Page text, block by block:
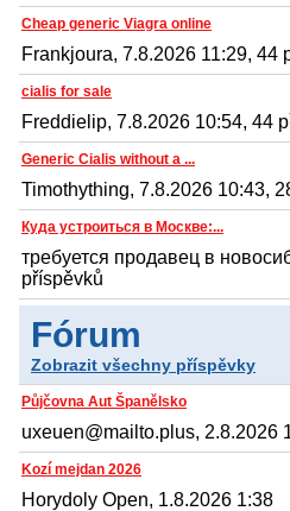
Cheap generic Viagra online
Frankjoura, 7.8.2026 11:29, 44
cialis for sale
Freddielip, 7.8.2026 10:54, 44
Generic Cialis without a ...
Timothything, 7.8.2026 10:43,
Куда устроиться в Москве:...
требуется продавец в
příspěvků
Fórum
Zobrazit všechny příspěvky
Půjčovna Aut Španělsko
uxeuen@mailto.plus, 2.8.2026
Kozí mejdan 2026
Horydoly Open, 1.8.2026 1:38